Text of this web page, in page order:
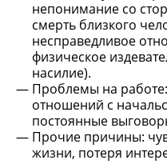
непонимание со
смерть близкого
несправедливое
физическое
насилие).
Проблемы на
отношений с
постоянные
Прочие причины:
жизни, потеря